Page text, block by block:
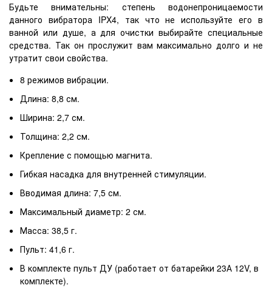
Будьте внимательны: степень водонепроницаемости
данного вибратора IPX4, так что не используйте его в
ванной или душе, а для очистки выбирайте специальные
средства. Так он прослужит вам максимально долго и не
утратит свои свойства.
8 режимов вибрации.
Длина: 8,8 см.
Ширина: 2,7 см.
Толщина: 2,2 см.
Крепление с помощью магнита.
Гибкая насадка для внутренней стимуляции.
Вводимая длина: 7,5 см.
Максимальный диаметр: 2 см.
Масса: 38,5 г.
Пульт: 41,6 г.
В комплекте пульт ДУ (работает от батарейки 23А 12V, в
комплекте).